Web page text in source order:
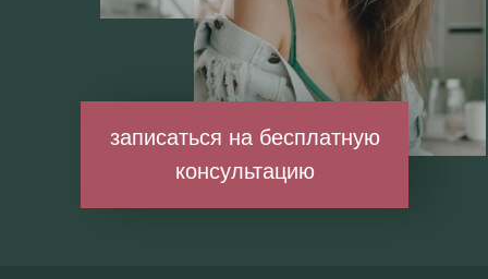
записаться на бесплатную
консультацию